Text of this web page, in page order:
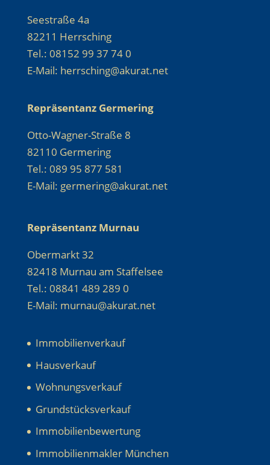
Seestraße 4a
82211 Herrsching
Tel.: 08152 99 37 74 0
E-Mail: herrsching@akurat.net
Repräsentanz Germering
Otto-Wagner-Straße 8
82110 Germering
Tel.: 089 95 877 581
E-Mail: germering@akurat.net
Repräsentanz Murnau
Obermarkt 32
82418 Murnau am Staffelsee
Tel.: 08841 489 289 0
E-Mail: murnau@akurat.net
Immobilienverkauf
Hausverkauf
Wohnungsverkauf
Grundstücksverkauf
Immobilienbewertung
Immobilienmakler München